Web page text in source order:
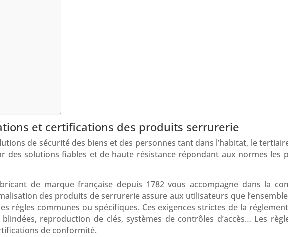
et certifications des produits serrurerie
de sécurité des biens et des personnes tant dans l’habitat, le
des solutions fiables et de haute résistance répondant aux normes les
de marque française depuis 1782 vous accompagne dans la
des produits de serrurerie assure aux utilisateurs que
règles communes ou spécifiques. Ces exigences strictes de la
reproduction de clés, systèmes de contrôles d’accès… Les
de conformité.